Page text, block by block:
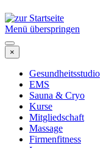
Menü überspringen
×
Gesundheitsstudio
EMS
Sauna & Cryo
Kurse
Mitgliedschaft
Massage
Firmenfitness